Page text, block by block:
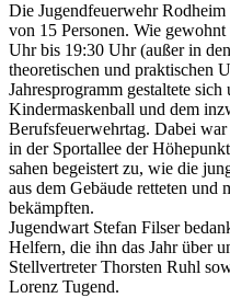
Die Jugendfeuerwehr
von 15 Personen. Wie
Uhr bis 19:30 Uhr (außer in
theoretischen und praktischen
Jahresprogramm gestaltete sich
Kindermaskenball und dem
Berufsfeuerwehrtag. Dabei
in der Sportallee der
sahen begeistert zu, wie die
aus dem Gebäude retteten und
bekämpften.
Jugendwart Stefan Filser
Helfern, die ihn das Jahr über
Stellvertreter Thorsten Ruhl
Lorenz Tugend.